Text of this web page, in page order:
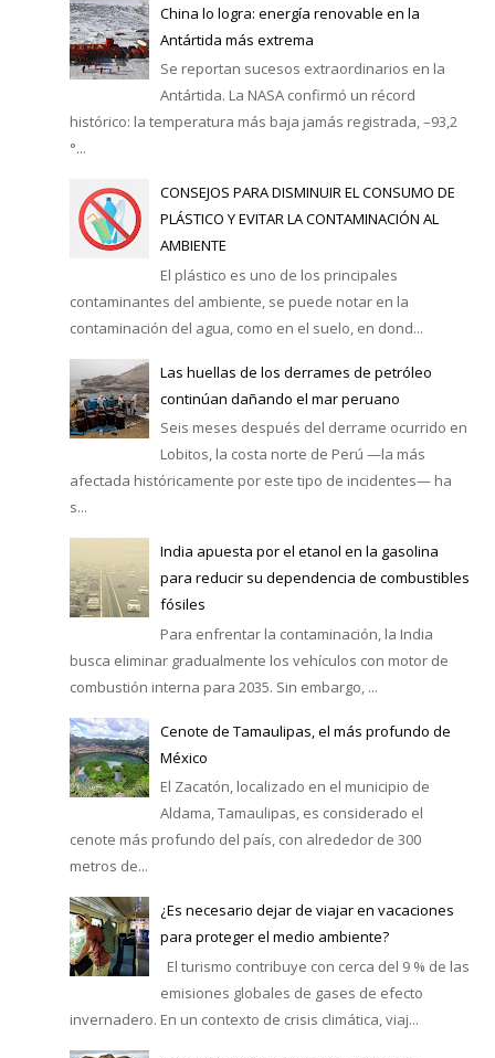
China lo logra: energía renovable en la
Antártida más extrema
Se reportan sucesos extraordinarios en la
Antártida. La NASA confirmó un récord
histórico: la temperatura más baja jamás registrada, –93,2
°...
CONSEJOS PARA DISMINUIR EL CONSUMO DE
PLÁSTICO Y EVITAR LA CONTAMINACIÓN AL
AMBIENTE
El plástico es uno de los principales
contaminantes del ambiente, se puede notar en la
contaminación del agua, como en el suelo, en dond...
Las huellas de los derrames de petróleo
continúan dañando el mar peruano
Seis meses después del derrame ocurrido en
Lobitos, la costa norte de Perú —la más
afectada históricamente por este tipo de incidentes— ha
s...
India apuesta por el etanol en la gasolina
para reducir su dependencia de combustibles
fósiles
Para enfrentar la contaminación, la India
busca eliminar gradualmente los vehículos con motor de
combustión interna para 2035. Sin embargo, ...
Cenote de Tamaulipas, el más profundo de
México
El Zacatón, localizado en el municipio de
Aldama, Tamaulipas, es considerado el
cenote más profundo del país, con alrededor de 300
metros de...
¿Es necesario dejar de viajar en vacaciones
para proteger el medio ambiente?
El turismo contribuye con cerca del 9 % de las
emisiones globales de gases de efecto
invernadero. En un contexto de crisis climática, viaj...